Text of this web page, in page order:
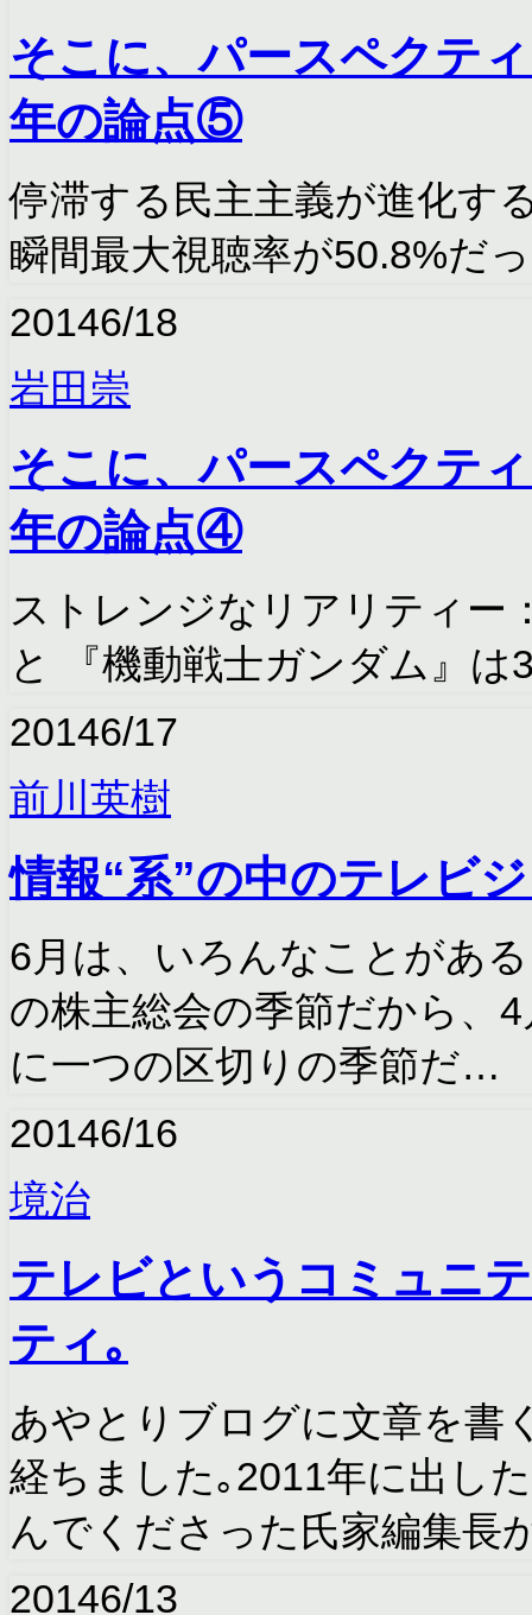
そこに、パースペクテ
年の論点⑤
停滞する民主主義が進化す
瞬間最大視聴率が50.8%だ
20146/18
岩田崇
そこに、パースペクテ
年の論点④
ストレンジなリアリティー
と 『機動戦士ガンダム』
20146/17
前川英樹
情報“系”の中のテレビ
6月は、いろんなことがあ
の株主総会の季節だから、
に一つの区切りの季節だ…
20146/16
境治
テレビというコミュニ
ティ｡
あやとりブログに文章を書
経ちました｡2011年に出し
んでくださった氏家編集長
20146/13